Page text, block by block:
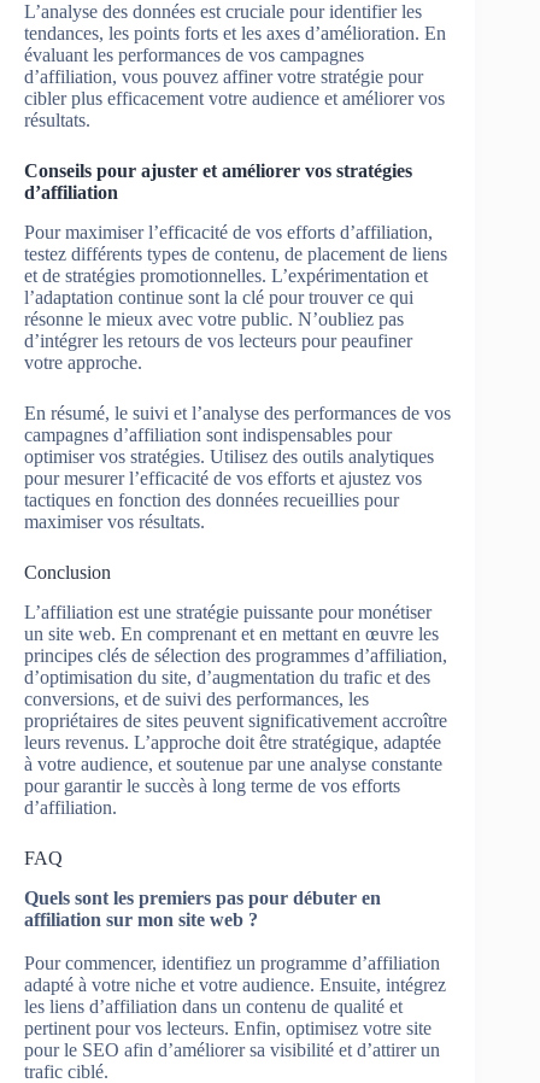
L’analyse des données est cruciale pour identifier les
tendances, les points forts et les axes d’amélioration. En
évaluant les performances de vos campagnes
d’affiliation, vous pouvez affiner votre stratégie pour
cibler plus efficacement votre audience et améliorer vos
résultats.
Conseils pour ajuster et améliorer vos stratégies
d’affiliation
Pour maximiser l’efficacité de vos efforts d’affiliation,
testez différents types de contenu, de placement de liens
et de stratégies promotionnelles. L’expérimentation et
l’adaptation continue sont la clé pour trouver ce qui
résonne le mieux avec votre public. N’oubliez pas
d’intégrer les retours de vos lecteurs pour peaufiner
votre approche.
En résumé, le suivi et l’analyse des performances de vos
campagnes d’affiliation sont indispensables pour
optimiser vos stratégies. Utilisez des outils analytiques
pour mesurer l’efficacité de vos efforts et ajustez vos
tactiques en fonction des données recueillies pour
maximiser vos résultats.
Conclusion
L’affiliation est une stratégie puissante pour monétiser
un site web. En comprenant et en mettant en œuvre les
principes clés de sélection des programmes d’affiliation,
d’optimisation du site, d’augmentation du trafic et des
conversions, et de suivi des performances, les
propriétaires de sites peuvent significativement accroître
leurs revenus. L’approche doit être stratégique, adaptée
à votre audience, et soutenue par une analyse constante
pour garantir le succès à long terme de vos efforts
d’affiliation.
FAQ
Quels sont les premiers pas pour débuter en
affiliation sur mon site web ?
Pour commencer, identifiez un programme d’affiliation
adapté à votre niche et votre audience. Ensuite, intégrez
les liens d’affiliation dans un contenu de qualité et
pertinent pour vos lecteurs. Enfin, optimisez votre site
pour le SEO afin d’améliorer sa visibilité et d’attirer un
trafic ciblé.